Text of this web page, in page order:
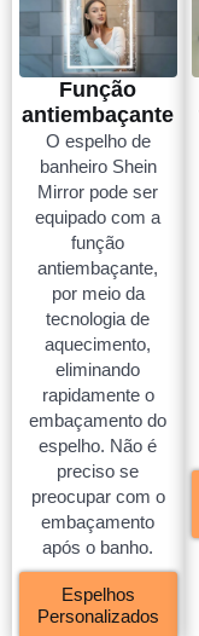
Função
antiembaçante
O espelho de
banheiro Shein
Mirror pode ser
equipado com a
função
antiembaçante,
por meio da
tecnologia de
aquecimento,
eliminando
rapidamente o
embaçamento do
espelho. Não é
preciso se
preocupar com o
embaçamento
após o banho.
Espelhos
Personalizados